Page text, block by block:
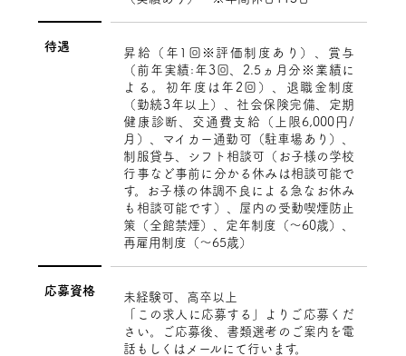
待遇
昇給（年1回※評価制度あり）、賞与
（前年実績:年3回、2.5ヵ月分※業績に
よる。初年度は年2回）、退職金制度
（勤続3年以上）、社会保険完備、定期
健康診断、交通費支給（上限6,000円/
月）、マイカー通勤可（駐車場あり）、
制服貸与、シフト相談可（お子様の学校
行事など事前に分かる休みは相談可能で
す。お子様の体調不良による急なお休み
も相談可能です）、屋内の受動喫煙防止
策（全館禁煙）、定年制度（～60歳）、
再雇用制度（～65歳）
応募資格
未経験可、高卒以上
「この求人に応募する」よりご応募くだ
さい。ご応募後、書類選考のご案内を電
話もしくはメールにて行います。